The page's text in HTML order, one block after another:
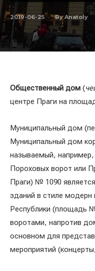
2019-06-25 By Anatoly
Общественный дом (
центре Праги на
Муниципальный дом
Муниципальный дом
называемый,
Пороховых ворот или
Праги) № 1090
зданий в стиле
Республики (площадь
воротами, напротив
основном для
мероприятий